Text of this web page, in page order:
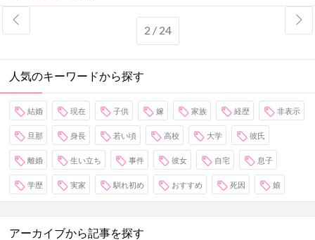
2 / 24
人気のキーワードから探す
結婚 現在 子供 嫁 家族 経歴 非表示
旦那 身長 若い頃 高校 大学 彼氏
離婚 生い立ち 事件 彼女 自宅 息子
学歴 実家 馴れ初め おすすめ 死因 娘
アーカイブから記事を探す